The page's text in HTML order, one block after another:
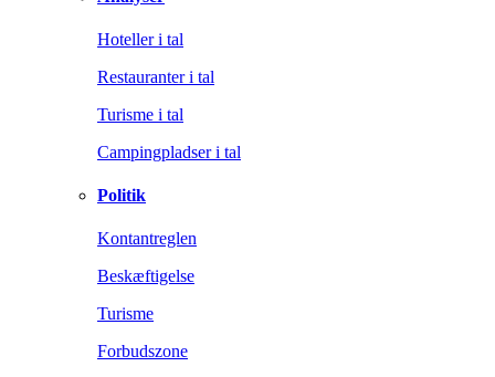
Hoteller i tal
Restauranter i tal
Turisme i tal
Campingpladser i tal
Politik
Kontantreglen
Beskæftigelse
Turisme
Forbudszone